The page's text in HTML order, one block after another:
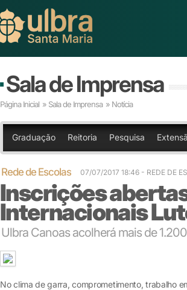
Sala de Imprensa
Página Inicial » Sala de Imprensa » Notícia
Graduação Reitoria Pesquisa
Rede de Escolas 07/07/2017 18:46 - REDE DE
Inscrições
Internacionais
Ulbra Canoas acolherá mais de
No clima de garra, comprometimento, trabalho